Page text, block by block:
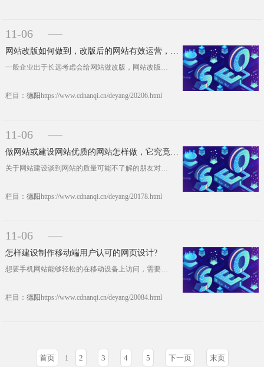
11-06
网站改版如何做到，改版后的网站有效运营，支招!
一般企业出于长远考虑会给网站做改版，网站改版时需要注意哪些?这个是很多企业网站改版都需要关注的问题。南奇网站改版公司建议大家，如果对网站改版运营效果期望值很大的话，建议网站改版前这些必须注意到，切记! 1、网站标题(Title)和描述(Despretion) 网站改版前，我们要站在搜索用户的角度去考虑，网站关键词是引导搜索用户最快速度搜索到自己......https://www.cdnanqi.cn/deyang/20206.html
栏目：德阳https://www.cdnanqi.cn/deyang/20206.html
11-06
做网站或建设网站优质的网站怎样做，它究竟长啥样?
关于网站建设谈到网站的质量可能不了解的朋友对此没有什么太多的概念，但是如果南奇网站建设公司小编在这里说一句题外话，问问大家最近有没有什么比较火的电视剧，相信剧迷们大多数都会异口同声的说，当然有了，最近就有很火的两部，“三十而已”，“二十不惑”，一定要有对比的话，建议大家先看三十而已，再看二十不惑，南奇网站建设小编之所以提到了这些，是因为这两部据真的很励志，而且特别写实，三十而已看了扎心，二十不惑......https://www.cdnanqi.cn/deyang/20178.html
栏目：德阳https://www.cdnanqi.cn/deyang/20178.html
11-06
怎样建设制作移动端用户认可的网页设计?
想要手机网站能够轻松的在移动设备上访问，需要移动端网站开发设计时，考虑到所有问题发生的可能，并多次测试，保障移动端网站建设制作良好的用户体验。那么，移动端网站制作，网页设计会产生哪些问题呢，具体如何优化? 1、移动端网页设计：全面优化 下面是优化移动端页面的几个实用制作技巧： ·仅使用垂直滚动。不要使用水平滚动，让用......https://www.cdnanqi.cn/deyang/20084.html
栏目：德阳https://www.cdnanqi.cn/deyang/20084.html
首页 1 2 3 4 5 下一页 末页